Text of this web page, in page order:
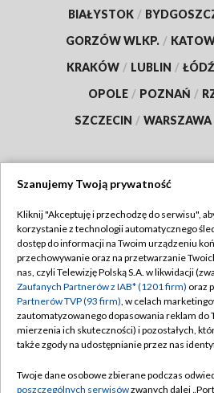
BIAŁYSTOK /
GORZÓW WLKP. /
KRAKÓW / LUBLIN / ŁÓDŹ
OPOLE / POZNAŃ /
SZCZECIN / WARSZAWA
TVP
Abonament TVP
Emisja w TVP
Centrum informacji TVP
Naziemna Telewizja Cyfrowa
Rada Programowa
Regulamin
Polityka
Moje
Pomoc
Szanujemy Twoją prywatność
Kliknij "Akceptuję i przechodzę do serwisu",
korzystanie z technologii automatycznego
dostęp do informacji na Twoim urządzeniu
przechowywanie oraz na przetwarzanie
nas, czyli Telewizję Polską S.A. w likwidacji
Zaufanych Partnerów z IAB* (1201 firm) oraz
Partnerów TVP (93 firm), w celach
zautomatyzowanego dopasowania reklam do
mierzenia ich skuteczności) i pozostałych,
także zgody na udostępnianie przez nas
Twoje dane osobowe zbierane podczas
poszczególnych serwisówzwanych dalej